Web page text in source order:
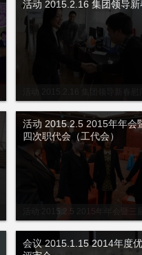
活动 2015.2.16 集团领导新
活动 2015.2.5 2015年年会暨三
活动 2015.2.5 2015年年会
四次职代会（工代会）
会议 2015.1.15 2014年度